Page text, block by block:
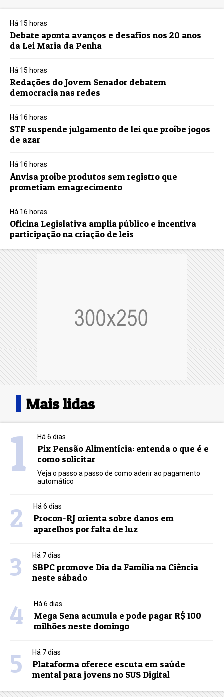
Há 15 horas
Debate aponta avanços e desafios nos 20 anos
da Lei Maria da Penha
Há 15 horas
Redações do Jovem Senador debatem
democracia nas redes
Há 16 horas
STF suspende julgamento de lei que proíbe jogos
de azar
Há 16 horas
Anvisa proíbe produtos sem registro que
prometiam emagrecimento
Há 16 horas
Oficina Legislativa amplia público e incentiva
participação na criação de leis
Mais lidas
1 Há 6 dias
Pix Pensão Alimentícia: entenda o que é e
como solicitar
Veja o passo a passo de como aderir ao pagamento
automático
2 Há 6 dias
Procon-RJ orienta sobre danos em
aparelhos por falta de luz
3 Há 7 dias
SBPC promove Dia da Família na Ciência
neste sábado
4 Há 6 dias
Mega Sena acumula e pode pagar R$ 100
milhões neste domingo
5 Há 7 dias
Plataforma oferece escuta em saúde
mental para jovens no SUS Digital